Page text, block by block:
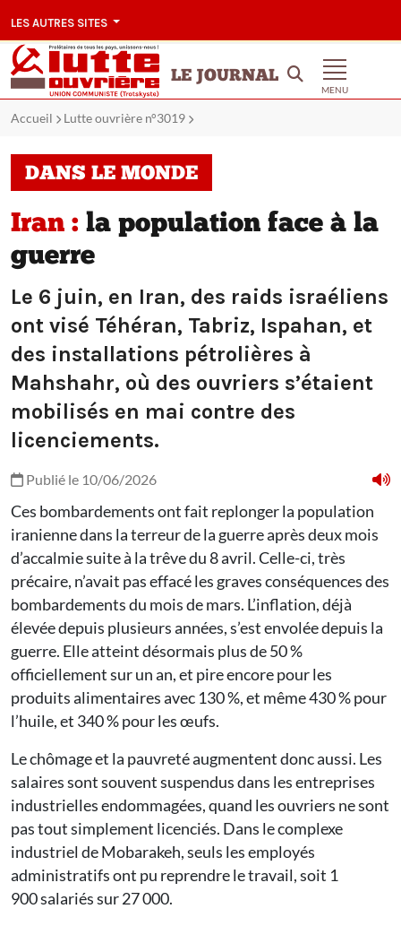
LES AUTRES SITES
LE JOURNAL
MENU
Accueil Lutte ouvrière n°3019
DANS LE MONDE
Iran : la population face à la
guerre
Le 6 juin, en Iran, des raids israéliens
ont visé Téhéran, Tabriz, Ispahan, et
des installations pétrolières à
Mahshahr, où des ouvriers s’étaient
mobilisés en mai contre des
licenciements.
Publié le 10/06/2026
Ces bombardements ont fait replonger la population
iranienne dans la terreur de la guerre après deux mois
d’accalmie suite à la trêve du 8 avril. Celle-ci, très
précaire, n’avait pas effacé les graves conséquences des
bombardements du mois de mars. L’inflation, déjà
élevée depuis plusieurs années, s’est envolée depuis la
guerre. Elle atteint désormais plus de 50 %
officiellement sur un an, et pire encore pour les
produits alimentaires avec 130 %, et même 430 % pour
l’huile, et 340 % pour les œufs.
Le chômage et la pauvreté augmentent donc aussi. Les
salaires sont souvent suspendus dans les entreprises
industrielles endommagées, quand les ouvriers ne sont
pas tout simplement licenciés. Dans le complexe
industriel de Mobarakeh, seuls les employés
administratifs ont pu reprendre le travail, soit 1
900 salariés sur 27 000.